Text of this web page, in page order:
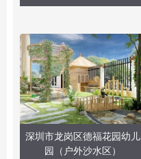
深圳市龙岗区德福花园幼儿
园（户外沙水区）